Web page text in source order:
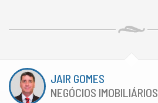
JAIR GOMES
NEGÓCIOS IMOBILIÁRIOS